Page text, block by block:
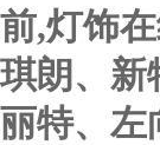
前,灯饰
琪朗、新
丽特、左